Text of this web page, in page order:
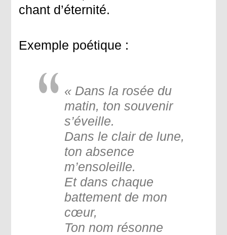
chant d’éternité.
Exemple poétique :
« Dans la rosée du
matin, ton souvenir
s’éveille.
Dans le clair de lune,
ton absence
m’ensoleille.
Et dans chaque
battement de mon
cœur,
Ton nom résonne